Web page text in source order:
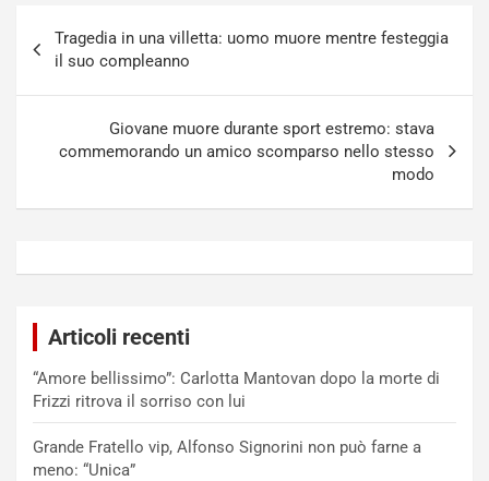
articoli
Tragedia in una villetta: uomo muore mentre festeggia
il suo compleanno
Giovane muore durante sport estremo: stava
commemorando un amico scomparso nello stesso
modo
Articoli recenti
“Amore bellissimo”: Carlotta Mantovan dopo la morte di
Frizzi ritrova il sorriso con lui
Grande Fratello vip, Alfonso Signorini non può farne a
meno: “Unica”